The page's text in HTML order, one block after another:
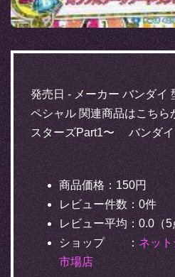
発売日 - メーカー バンダイ
ペシャル 関連商品はこちら
スターズPart1〜 バンダ
商品価格：150円
レビュー件数：0件
レビュー平均：0.0（5
ショップ ： ネッ
市場店